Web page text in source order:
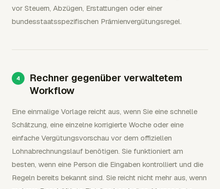
vor Steuern, Abzügen, Erstattungen oder einer
bundesstaatsspezifischen Prämienvergütungsregel.
Rechner gegenüber verwaltetem
Workflow
Eine einmalige Vorlage reicht aus, wenn Sie eine schnelle
Schätzung, eine einzelne korrigierte Woche oder eine
einfache Vergütungsvorschau vor dem offiziellen
Lohnabrechnungslauf benötigen. Sie funktioniert am
besten, wenn eine Person die Eingaben kontrolliert und die
Regeln bereits bekannt sind. Sie reicht nicht mehr aus, wenn